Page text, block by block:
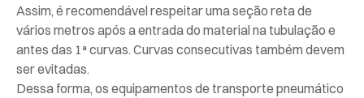
Assim, é recomendável respeitar uma seção reta de
vários metros após a entrada do material na tubulação e
antes das 1ª curvas. Curvas consecutivas também devem
ser evitadas.
Dessa forma, os equipamentos de transporte pneumático